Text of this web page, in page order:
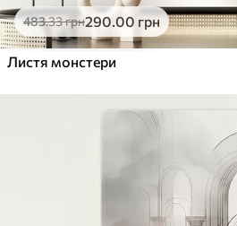
483.33грн290.00 грн
Листя монстери